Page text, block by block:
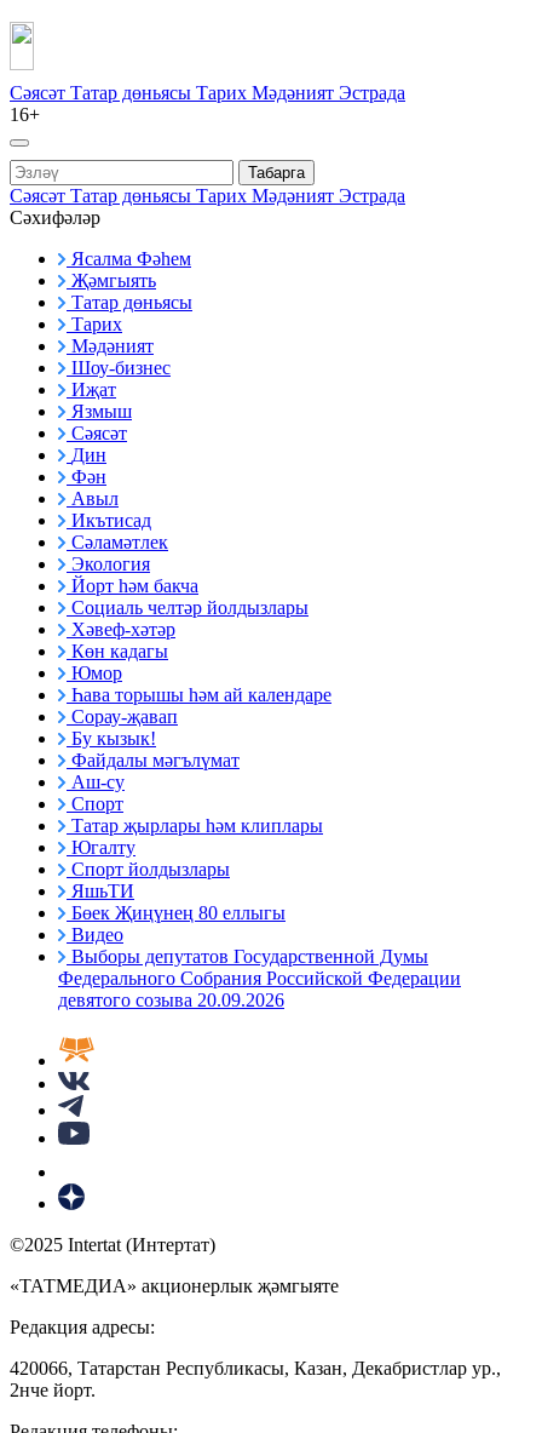
Сәясәт Татар дөньясы Тарих Мәдәният Эстрада
16+
Табарга
Сәясәт Татар дөньясы Тарих Мәдәният Эстрада
Сәхифәләр
Ясалма Фәһем
Җәмгыять
Татар дөньясы
Тарих
Мәдәният
Шоу-бизнес
Иҗат
Язмыш
Сәясәт
Дин
Фән
Авыл
Икътисад
Сәламәтлек
Экология
Йорт һәм бакча
Социаль челтәр йолдызлары
Хәвеф-хәтәр
Көн кадагы
Юмор
Һава торышы һәм ай календаре
Сорау-җавап
Бу кызык!
Файдалы мәгълүмат
Аш-су
Спорт
Татар җырлары һәм клиплары
Югалту
Спорт йолдызлары
ЯшьТИ
Бөек Җиңүнең 80 еллыгы
Видео
Выборы депутатов Государственной Думы
Федерального Собрания Российской Федерации
девятого созыва 20.09.2026
©2025 Intertat (Интертат)
«ТАТМЕДИА» акционерлык җәмгыяте
Редакция адресы:
420066, Татарстан Республикасы, Казан, Декабристлар ур.,
2нче йорт.